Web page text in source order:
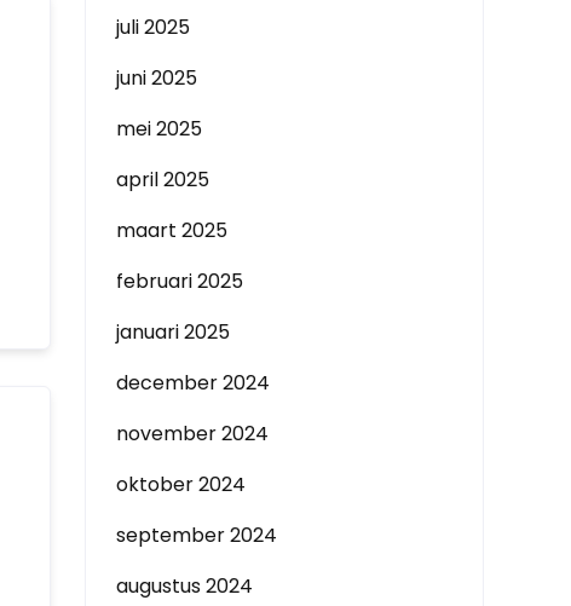
juli 2025
juni 2025
mei 2025
april 2025
maart 2025
februari 2025
januari 2025
december 2024
november 2024
oktober 2024
september 2024
augustus 2024